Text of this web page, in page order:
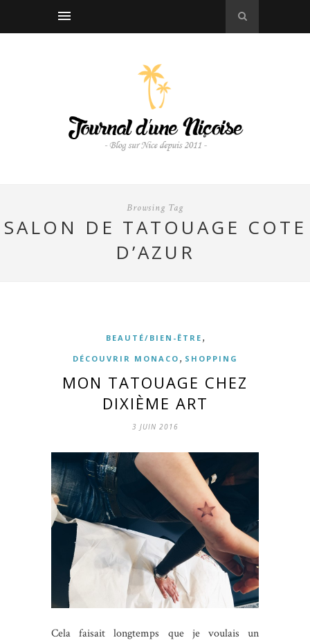
Browsing Tag
SALON DE TATOUAGE COTE
D’AZUR
BEAUTÉ/BIEN-ÊTRE ,
DÉCOUVRIR MONACO , SHOPPING
MON TATOUAGE CHEZ
DIXIÈME ART
3 JUIN 2016
Cela faisait longtemps que je voulais un